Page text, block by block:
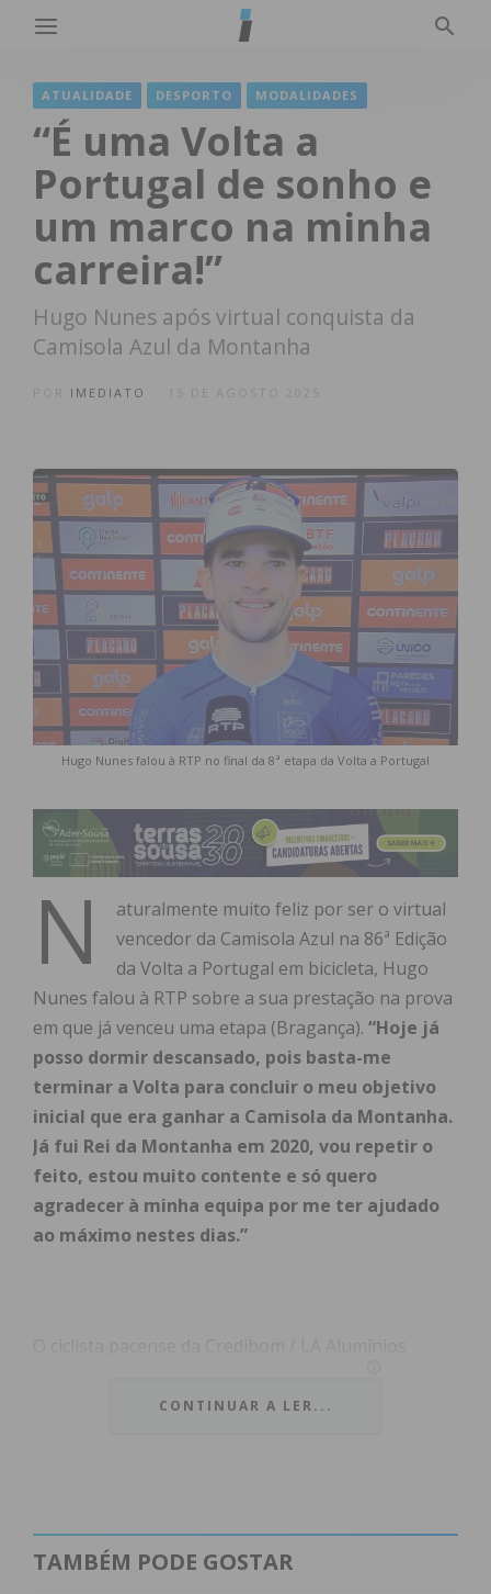
ATUALIDADE DESPORTO MODALIDADES
“É uma Volta a
Portugal de sonho e
um marco na minha
carreira!”
Hugo Nunes após virtual conquista da
Camisola Azul da Montanha
IMEDIATO 15 DE AGOSTO 2025
Hugo Nunes falou à RTP no final da 8ª etapa da Volta a Portugal
N
aturalmente muito feliz por ser o virtual
vencedor da Camisola Azul na 86ª Edição
da Volta a Portugal em bicicleta, Hugo
Nunes falou à RTP sobre a sua prestação na prova
em que já venceu uma etapa (Bragança). “Hoje já
posso dormir descansado, pois basta-me
terminar a Volta para concluir o meu objetivo
inicial que era ganhar a Camisola da Montanha.
Já fui Rei da Montanha em 2020, vou repetir o
feito, estou muito contente e só quero
agradecer à minha equipa por me ter ajudado
ao máximo nestes dias.”
Volta a Portugal de sonho e um marco na minha
Hugo Nunes tem agora que terminar as duas
CONTINUAR A LER...
TAMBÉM PODE GOSTAR